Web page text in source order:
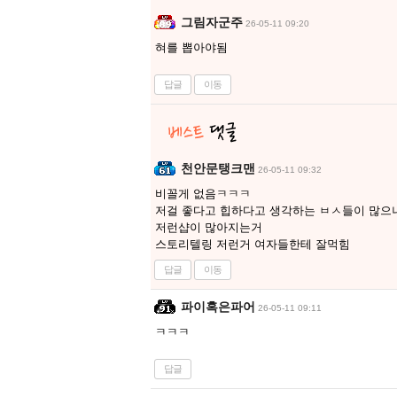
그림자군주 26-05-11 09:20
혀를 뽑아야됨
답글 이동
천안문탱크맨 26-05-11 09:32
비꼴게 없음ㅋㅋㅋ
저걸 좋다고 힙하다고 생각하는 ㅂㅅ들이 많으
저런샵이 많아지는거
스토리텔링 저런거 여자들한테 잘먹힘
답글 이동
파이혹은파어 26-05-11 09:11
ㅋㅋㅋ
답글